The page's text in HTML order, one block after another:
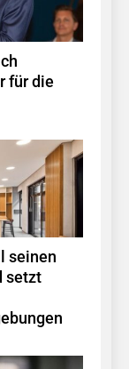
für die
seinen
setzt